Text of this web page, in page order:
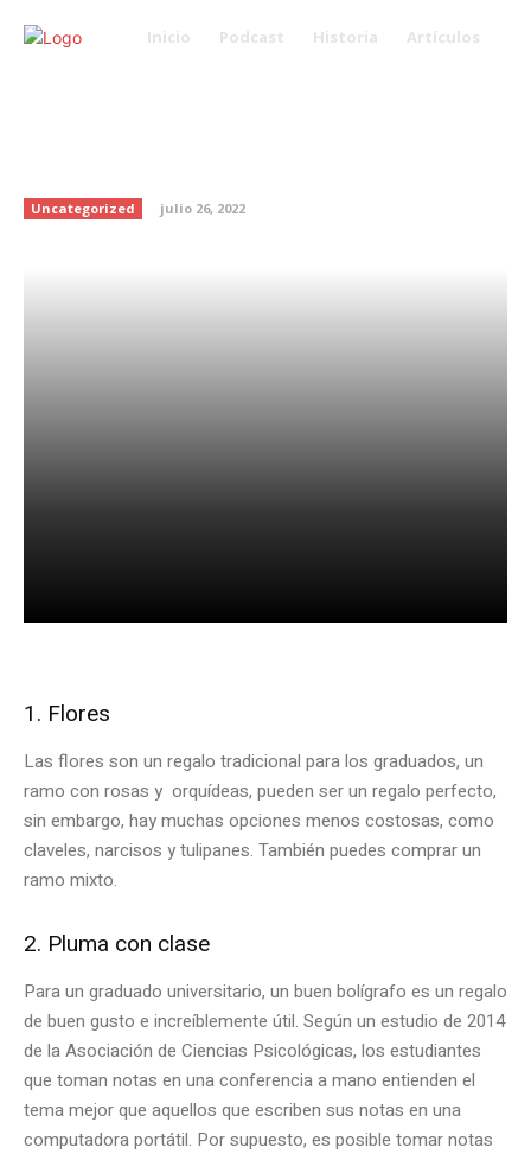
Inicio Podcast Historia Artículos
Uncategorized julio 26, 2022
1. Flores
Las flores son un regalo tradicional para los graduados, un
ramo con rosas y orquídeas, pueden ser un regalo perfecto,
sin embargo, hay muchas opciones menos costosas, como
claveles, narcisos y tulipanes. También puedes comprar un
ramo mixto.
2. Pluma con clase
Para un graduado universitario, un buen bolígrafo es un regalo
de buen gusto e increíblemente útil. Según un estudio de 2014
de la Asociación de Ciencias Psicológicas, los estudiantes
que toman notas en una conferencia a mano entienden el
tema mejor que aquellos que escriben sus notas en una
computadora portátil. Por supuesto, es posible tomar notas